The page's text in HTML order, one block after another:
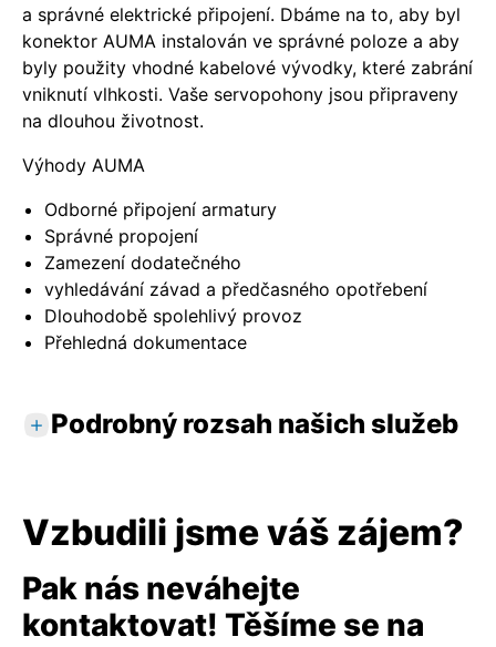
a správné elektrické připojení. Dbáme na to, aby byl
konektor AUMA instalován ve správné poloze a aby
byly použity vhodné kabelové vývodky, které zabrání
vniknutí vlhkosti. Vaše servopohony jsou připraveny
na dlouhou životnost.
Výhody AUMA
Odborné připojení armatury
Správné propojení
Zamezení dodatečného
vyhledávání závad a předčasného opotřebení
Dlouhodobě spolehlivý provoz
Přehledná dokumentace
Podrobný rozsah našich služeb
místě
Odborná montáž servopohonu na armaturu
Zkontrolujte a případně upravte montážní
Vzbudili jsme váš zájem?
Pak nás neváhejte
kontaktovat! Těšíme se na